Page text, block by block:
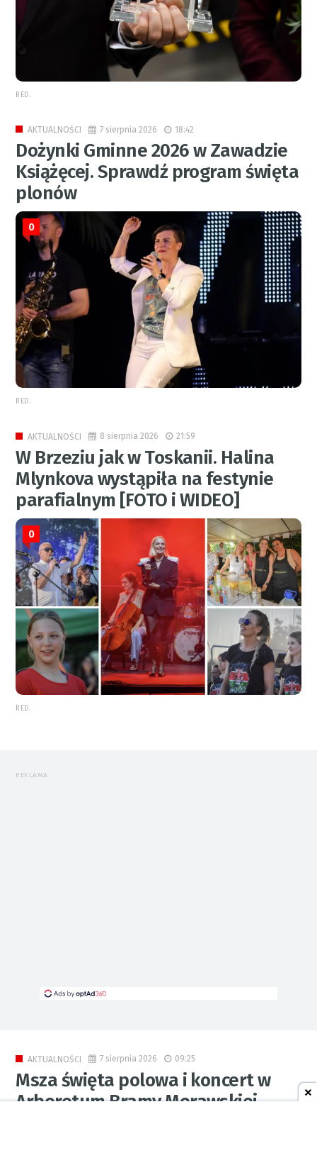
RED.
AKTUALNOŚCI 7 sierpnia 2026 18:42
Dożynki Gminne 2026 w Zawadzie
Książęcej. Sprawdź program święta
plonów
0
RED.
AKTUALNOŚCI 8 sierpnia 2026 21:59
W Brzeziu jak w Toskanii. Halina
Mlynkova wystąpiła na festynie
parafialnym [FOTO i WIDEO]
0
RED.
REKLAMA
AKTUALNOŚCI 7 sierpnia 2026 09:25
Msza święta polowa i koncert w
Arboretum Bramy Morawskiej